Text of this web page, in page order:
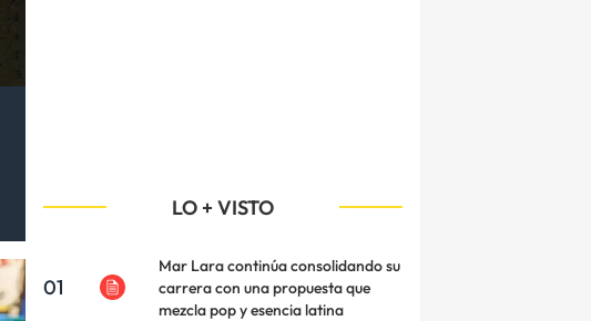
LO + VISTO
01
Mar Lara continúa consolidando su
carrera con una propuesta que
mezcla pop y esencia latina